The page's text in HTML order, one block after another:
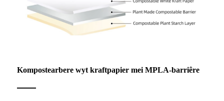
Kompostearbere wyt kraftpapier mei MPLA-barriêre